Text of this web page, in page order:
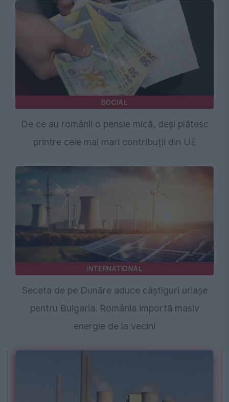
SOCIAL
De ce au românii o pensie mică, deși plătesc
printre cele mai mari contribuții din UE
INTERNATIONAL
Seceta de pe Dunăre aduce câștiguri uriașe
pentru Bulgaria. România importă masiv
energie de la vecini